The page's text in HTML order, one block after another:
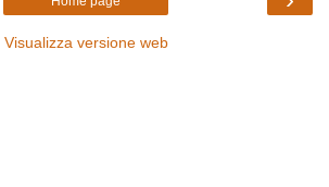
Visualizza versione web